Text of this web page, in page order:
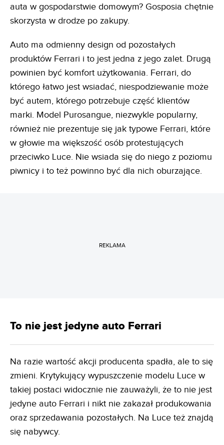
auta w gospodarstwie domowym? Gosposia chętnie
skorzysta w drodze po zakupy.
Auto ma odmienny design od pozostałych
produktów Ferrari i to jest jedna z jego zalet. Drugą
powinien być komfort użytkowania. Ferrari, do
którego łatwo jest wsiadać, niespodziewanie może
być autem, którego potrzebuje część klientów
marki. Model Purosangue, niezwykle popularny,
również nie prezentuje się jak typowe Ferrari, które
w głowie ma większość osób protestujących
przeciwko Luce. Nie wsiada się do niego z poziomu
piwnicy i to też powinno być dla nich oburzające.
REKLAMA
To nie jest jedyne auto Ferrari
Na razie wartość akcji producenta spadła, ale to się
zmieni. Krytykujący wypuszczenie modelu Luce w
takiej postaci widocznie nie zauważyli, że to nie jest
jedyne auto Ferrari i nikt nie zakazał produkowania
oraz sprzedawania pozostałych. Na Luce też znajdą
się nabywcy.